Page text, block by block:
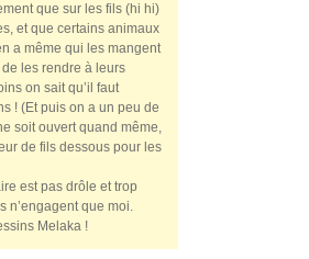
que sur les fils (hi hi)
et que certains animaux
a même qui les mangent
les rendre à leurs
on sait qu’il faut
! (Et puis on a un peu de
soit ouvert quand même,
de fils dessous pour les
est pas drôle et trop
n’engagent que moi.
Melaka !